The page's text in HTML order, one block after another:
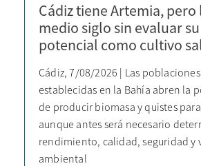
Cádiz tiene Artemia, pero
medio siglo sin evaluar su
potencial como cultivo
Cádiz, 7/08/2026 | Las poblaciones
establecidas en la Bahía abren la
de producir biomasa y quistes
aunque antes será necesario
rendimiento, calidad, seguridad y
ambiental